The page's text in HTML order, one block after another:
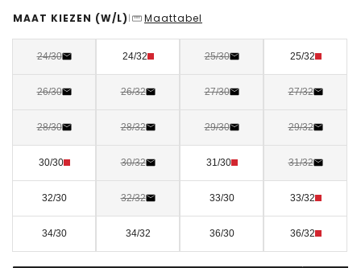
MAAT KIEZEN (W/L) | Maattabel
24/30 24/32 25/30 25/32
26/30 26/32 27/30 27/32
28/30 28/32 29/30 29/32
30/30 30/32 31/30 31/32
32/30 32/32 33/30 33/32
34/30 34/32 36/30 36/32